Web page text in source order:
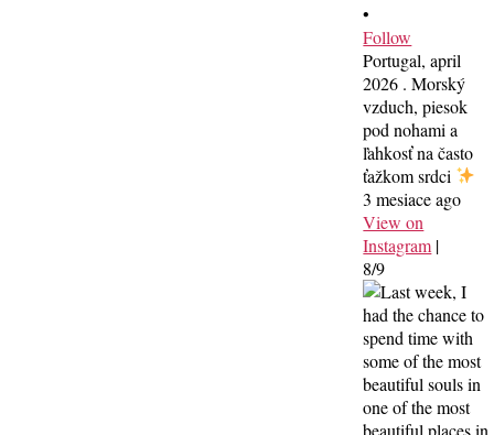
•
Follow
Portugal, april
2026 . Morský
vzduch, piesok
pod nohami a
ľahkosť na často
ťažkom srdci
3 mesiace ago
View on
Instagram |
8/9